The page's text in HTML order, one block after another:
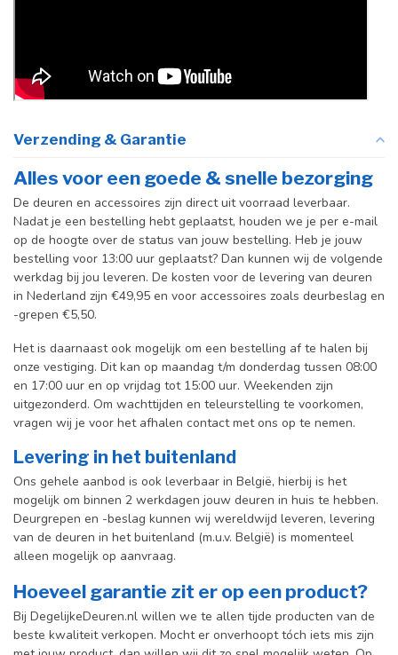
Verzending & Garantie
Alles voor een goede & snelle bezorging
De deuren en accessoires zijn direct uit voorraad leverbaar.
Nadat je een bestelling hebt geplaatst, houden we je per e-mail
op de hoogte over de status van jouw bestelling. Heb je jouw
bestelling voor 13:00 uur geplaatst? Dan kunnen wij de volgende
werkdag bij jou leveren. De kosten voor de levering van deuren
in Nederland zijn €49,95 en voor accessoires zoals deurbeslag en
-grepen €5,50.
Het is daarnaast ook mogelijk om een bestelling af te halen bij
onze vestiging. Dit kan op maandag t/m donderdag tussen 08:00
en 17:00 uur en op vrijdag tot 15:00 uur. Weekenden zijn
uitgezonderd. Om wachttijden en teleurstelling te voorkomen,
vragen wij je voor het afhalen contact met ons op te nemen.
Levering in het buitenland
Ons gehele aanbod is ook leverbaar in België, hierbij is het
mogelijk om binnen 2 werkdagen jouw deuren in huis te hebben.
Deurgrepen en -beslag kunnen wij wereldwijd leveren, levering
van de deuren in het buitenland (m.u.v. België) is momenteel
alleen mogelijk op aanvraag.
Hoeveel garantie zit er op een product?
Bij DegelijkeDeuren.nl willen we te allen tijde producten van de
beste kwaliteit verkopen. Mocht er onverhoopt tóch iets mis zijn